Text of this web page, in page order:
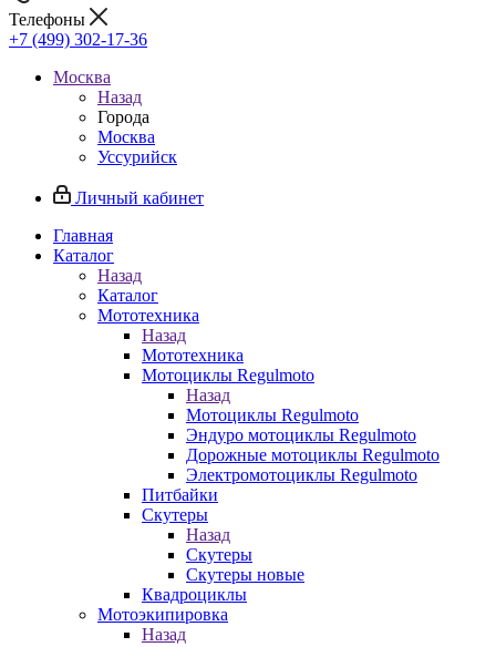
Телефоны
+7 (499) 302-17-36
Москва
Назад
Города
Москва
Уссурийск
Личный кабинет
Главная
Каталог
Назад
Каталог
Мототехника
Назад
Мототехника
Мотоциклы Regulmoto
Назад
Мотоциклы Regulmoto
Эндуро мотоциклы Regulmoto
Дорожные мотоциклы Regulmoto
Электромотоциклы Regulmoto
Питбайки
Скутеры
Назад
Скутеры
Скутеры новые
Квадроциклы
Мотоэкипировка
Назад